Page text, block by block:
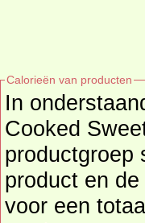
Calorieën van producten
In
Cooked Sweet Chili Red Pepper (Chio)
productgroep
product en
voor een totaal overzicht of